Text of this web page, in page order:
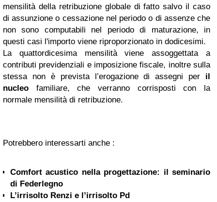
mensilità della retribuzione globale di fatto salvo il caso
di assunzione o cessazione nel periodo o di assenze che
non sono computabili nel periodo di maturazione, in
questi casi l'importo viene riproporzionato in dodicesimi.
La quattordicesima mensilità viene assoggettata a
contributi previdenziali e imposizione fiscale, inoltre sulla
stessa non è prevista l’erogazione di assegni per il
nucleo familiare, che verranno corrisposti con la
normale mensilità di retribuzione.
Potrebbero interessarti anche :
Comfort acustico nella progettazione: il seminario
di Federlegno
L’irrisolto Renzi e l’irrisolto Pd